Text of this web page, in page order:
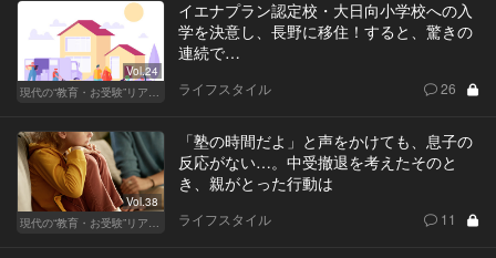
Vol.24
イエナプラン認定校・大日向小学校への入
学を決意し、長野に移住！すると、驚きの
連続で…
ライフスタイル 26
Vol.38
「塾の時間だよ」と声をかけても、息子の
反応がない…。中受撤退を考えたそのと
き、親がとった行動は
ライフスタイル 11